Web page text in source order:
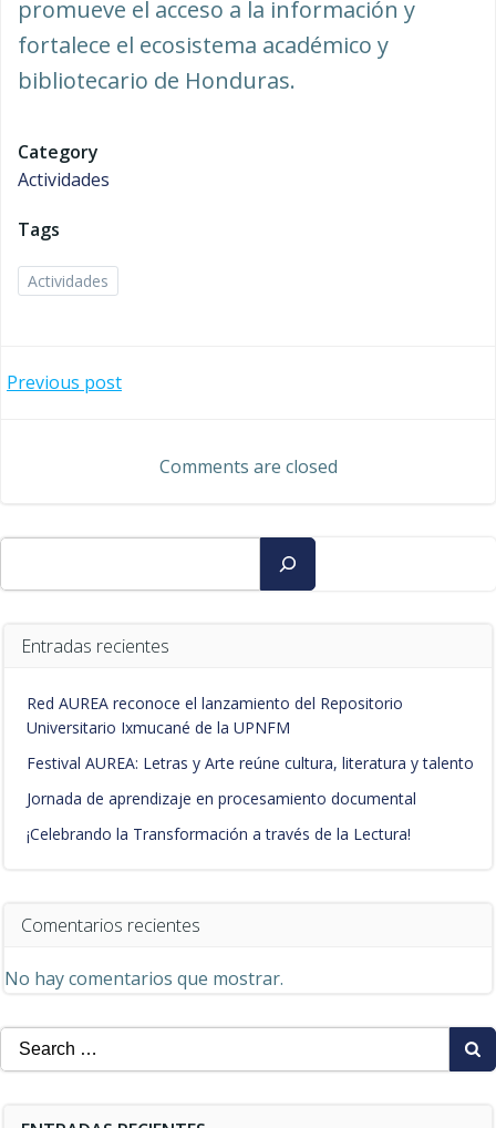
promueve el acceso a la información y
fortalece el ecosistema académico y
bibliotecario de Honduras.
Category
Actividades
Tags
Actividades
Post
navigation
Previous post
Comments are closed
Buscar
Entradas recientes
Red AUREA reconoce el lanzamiento del Repositorio
Universitario Ixmucané de la UPNFM
Festival AUREA: Letras y Arte reúne cultura, literatura y talento
Jornada de aprendizaje en procesamiento documental
¡Celebrando la Transformación a través de la Lectura!
Comentarios recientes
No hay comentarios que mostrar.
Search
for: